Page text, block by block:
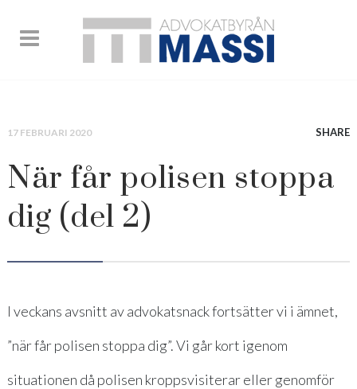
17 FEBRUARI 2020 SHARE
När får polisen stoppa
dig (del 2)
I veckans avsnitt av advokatsnack fortsätter vi i ämnet,
”när får polisen stoppa dig”. Vi går kort igenom
situationen då polisen kroppsvisiterar eller genomför